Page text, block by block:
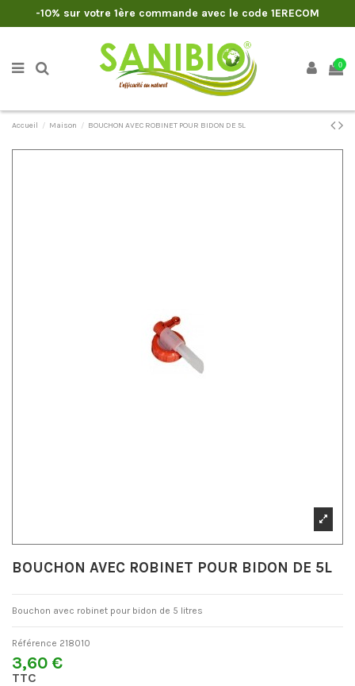
-10% sur votre 1ère commande avec le code 1ERECOM
0
Accueil Maison BOUCHON AVEC ROBINET POUR BIDON DE 5L
BOUCHON AVEC ROBINET POUR BIDON DE 5L
Bouchon avec robinet pour bidon de 5 litres
Référence 218010
3,60 €
TTC